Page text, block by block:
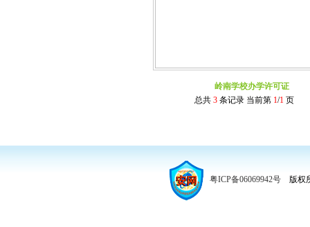
岭南学校办学许可证
总共 3 条记录 当前第 1/1 页
粤ICP备06069942号 版权